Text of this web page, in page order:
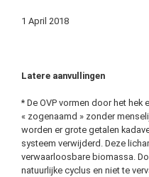
1 April 2018
Latere aanvullingen
* De OVP vormen door het hek
« zogenaamd » zonder
worden er grote getalen
systeem verwijderd. Deze
verwaarloosbare biomassa.
natuurlijke cyclus en niet te